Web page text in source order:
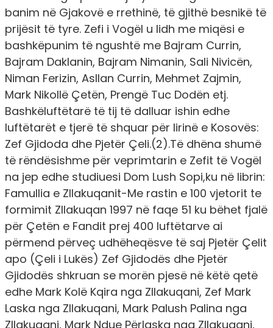
banim në Gjakovë e rrethinë, të gjithë besnikë të
prijësit të tyre. Zefi i Vogël u lidh me miqësi e
bashkëpunim të ngushtë me Bajram Currin,
Bajram Daklanin, Bajram Nimanin, Sali Nivicën,
Niman Ferizin, Asllan Currin, Mehmet Zajmin,
Mark Nikollë Çetën, Prengë Tuc Dodën etj.
Bashkëluftëtarë të tij të dalluar ishin edhe
luftëtarët e tjerë të shquar për lirinë e Kosovës:
Zef Gjidoda dhe Pjetër Çeli.(2).Të dhëna shumë
të rëndësishme për veprimtarin e Zefit të Vogël
na jep edhe studiuesi Dom Lush Sopi,ku në librin:
Famullia e Zllakuqanit-Me rastin e 100 vjetorit te
formimit Zllakuqan 1997 në faqe 51 ku bëhet fjalë
për Çetën e Fandit prej 400 luftëtarve ai
përmend përveç udhëheqësve të saj Pjetër Çelit
apo (Çeli i Lukës) Zef Gjidodës dhe Pjetër
Gjidodës shkruan se morën pjesë në këtë qetë
edhe Mark Kolë Kqira nga Zllakuqani, Zef Mark
Laska nga Zllakuqani, Mark Palush Palina nga
Zllakuqani, Mark Ndue Përlaska nga Zllakuqani,